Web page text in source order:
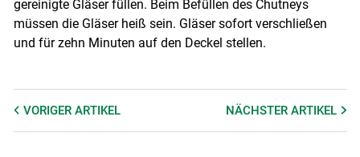
gereinigte Gläser füllen. Beim Befüllen des Chutneys
müssen die Gläser heiß sein. Gläser sofort verschließen
und für zehn Minuten auf den Deckel stellen.
VORIGER ARTIKEL NÄCHSTERARTIKEL